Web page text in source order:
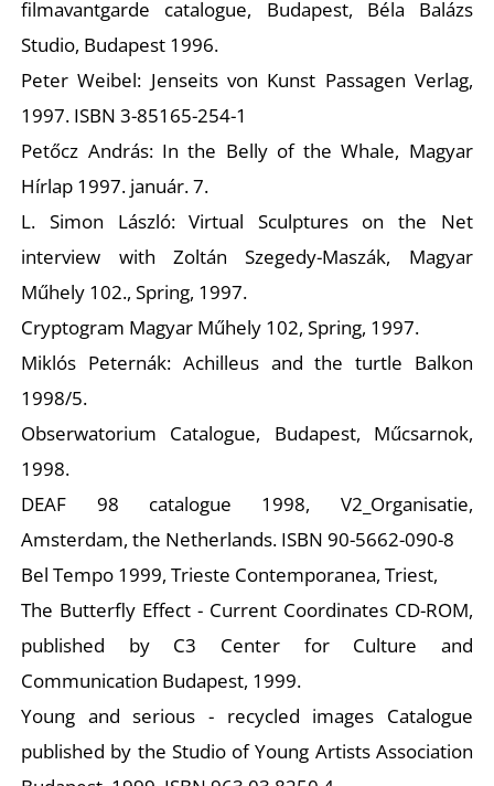
filmavantgarde catalogue, Budapest, Béla Balázs
Studio, Budapest 1996.
Peter Weibel: Jenseits von Kunst Passagen Verlag,
1997. ISBN 3-85165-254-1
Petőcz András: In the Belly of the Whale, Magyar
Hírlap 1997. január. 7.
L. Simon László: Virtual Sculptures on the Net
interview with Zoltán Szegedy-Maszák, Magyar
Műhely 102., Spring, 1997.
Cryptogram Magyar Műhely 102, Spring, 1997.
Miklós Peternák: Achilleus and the turtle Balkon
1998/5.
Obserwatorium Catalogue, Budapest, Műcsarnok,
1998.
DEAF 98 catalogue 1998, V2_Organisatie,
Amsterdam, the Netherlands. ISBN 90-5662-090-8
Bel Tempo 1999, Trieste Contemporanea, Triest,
The Butterfly Effect - Current Coordinates CD-ROM,
published by C3 Center for Culture and
Communication Budapest, 1999.
Young and serious - recycled images Catalogue
published by the Studio of Young Artists Association